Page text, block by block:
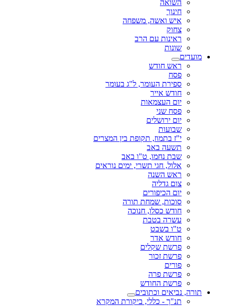
השואה
חינוך
איש ואשה, משפחה
צחוק
ראינות עם הרב
שונות
מועדים
ראש חודש
פסח
ספירת העומר, ל"ג בעומר
חודש אייר
יום העצמאות
פסח שני
יום ירושלים
שבועות
י"ז בתמוז, תקופת בין המצרים
תשעה באב
שבת נחמו, ט"ו באב
אלול, חגי תשרי, ימים נוראים
ראש השנה
צום גדליה
יום הכיפורים
סוכות, שמחת תורה
חודש כסלו, חנוכה
עשרה בטבת
ט"ו בשבט
חודש אדר
פרשת שקלים
פרשת זכור
פורים
פרשת פרה
פרשת החודש
תורה, נביאים וכתובים
תנ"ך - כללי, ביקורת המקרא